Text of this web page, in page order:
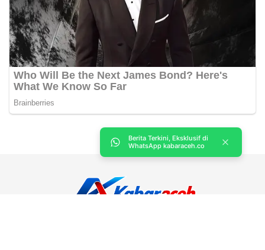
Berita Terkini, Eksklusif di
WhatsApp kabaraceh.co